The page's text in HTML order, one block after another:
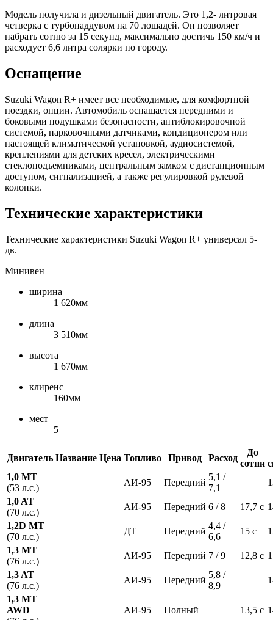
Модель получила и дизельный двигатель. Это 1,2- литровая
четверка с турбонаддувом на 70 лошадей. Он позволяет
набрать сотню за 15 секунд, максимально достичь 150 км/ч и
расходует 6,6 литра солярки по городу.
Оснащение
Suzuki Wagon R+ имеет все необходимые, для комфортной
поездки, опции. Автомобиль оснащается передними и
боковыми подушками безопасности, антиблокировочной
системой, парковочными датчиками, кондиционером или
настоящей климатической установкой, аудиосистемой,
креплениями для детских кресел, электрическими
стеклоподъемниками, центральным замком с дистанционным
доступом, сигнализацией, а также регулировкой рулевой
колонки.
Технические характеристики
Технические характеристики Suzuki Wagon R+ универсал 5-
дв.
Минивен
ширина
1 620мм
длина
3 510мм
высота
1 670мм
клиренс
160мм
мест
5
Двигатель Название Цена Топливо Привод Расход
До
сотни
1,0 MT
(53 л.с.)
АИ-95 Передний
5,1 /
7,1
1,0 AT
(70 л.с.)
АИ-95 Передний 6 / 8 17,7 с
1,2D MT
(70 л.с.)
ДТ Передний
4,4 /
6,6
15 с
1,3 MT
(76 л.с.)
АИ-95 Передний 7 / 9 12,8 с
1,3 AT
(76 л.с.)
АИ-95 Передний
5,8 /
8,9
1,3 MT
AWD
АИ-95 Полный 13,5 с